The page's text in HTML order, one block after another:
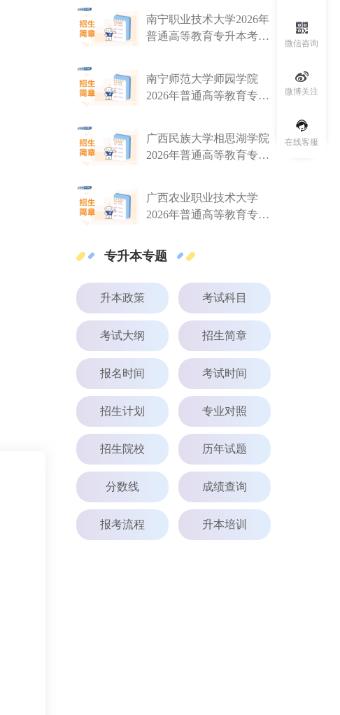
微信咨询
微博关注
在线客服
南宁职业技术大学2026年
普通高等教育专升本考试
南宁师范大学师园学院
2026年普通高等教育专升
广西民族大学相思湖学院
2026年普通高等教育专升
广西农业职业技术大学
2026年普通高等教育专升
专升本专题
升本政策 考试科目
考试大纲 招生简章
报名时间 考试时间
招生计划 专业对照
招生院校 历年试题
分数线 成绩查询
报考流程 升本培训